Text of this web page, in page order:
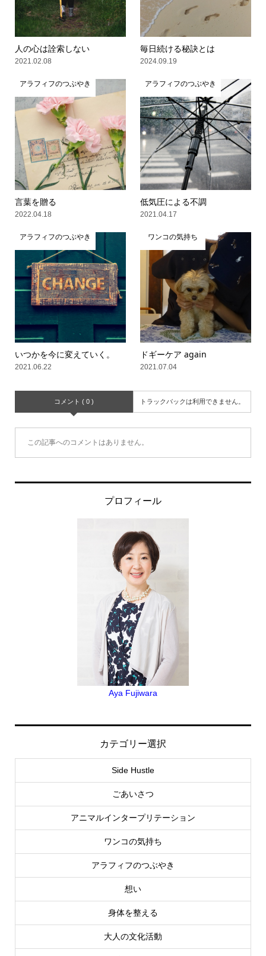
人の心は詮索しない
2021.02.08
毎日続ける秘訣とは
2024.09.19
アラフィフのつぶやき
言葉を贈る
2022.04.18
アラフィフのつぶやき
低気圧による不調
2021.04.17
アラフィフのつぶやき
いつかを今に変えていく。
2021.06.22
ワンコの気持ち
ドギーケア again
2021.07.04
コメント ( 0 ) トラックバックは利用できません。
この記事へのコメントはありません。
プロフィール
Aya Fujiwara
カテゴリー選択
Side Hustle
ごあいさつ
アニマルインタープリテーション
ワンコの気持ち
アラフィフのつぶやき
想い
身体を整える
大人の文化活動